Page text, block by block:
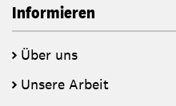
Informieren
Über uns
Unsere Arbeit